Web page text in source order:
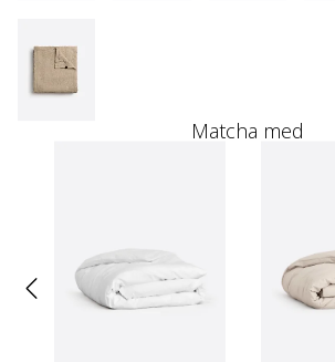
Matcha med